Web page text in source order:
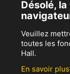
Désolé,
Veuillez
toutes les
Hall.
En savoir plus